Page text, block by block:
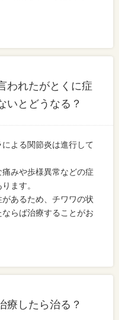
われたがとくに症
いとどうなる？
よる関節炎は進行して
みや歩様異常などの症
ます。
あるため、チワワの状
らば治療することがお
療したら治る？